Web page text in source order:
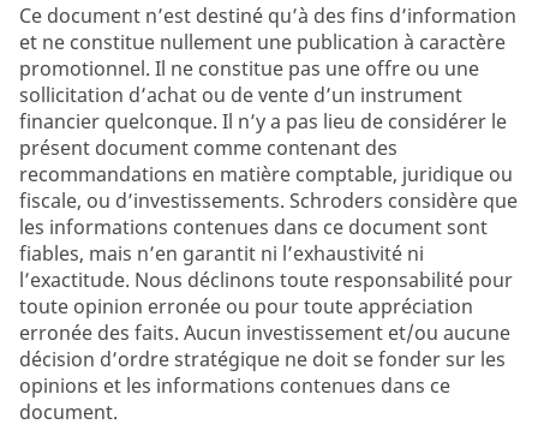
Ce document n’est destiné qu’à des fins d’information
et ne constitue nullement une publication à caractère
promotionnel. Il ne constitue pas une offre ou une
sollicitation d’achat ou de vente d’un instrument
financier quelconque. Il n’y a pas lieu de considérer le
présent document comme contenant des
recommandations en matière comptable, juridique ou
fiscale, ou d’investissements. Schroders considère que
les informations contenues dans ce document sont
fiables, mais n’en garantit ni l’exhaustivité ni
l’exactitude. Nous déclinons toute responsabilité pour
toute opinion erronée ou pour toute appréciation
erronée des faits. Aucun investissement et/ou aucune
décision d’ordre stratégique ne doit se fonder sur les
opinions et les informations contenues dans ce
document.